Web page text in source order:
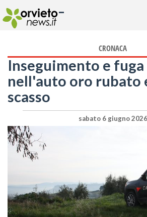
-
CRONACA
Inseguimento e
nell'auto oro rubato
scasso
sabato 6 giugno 2026